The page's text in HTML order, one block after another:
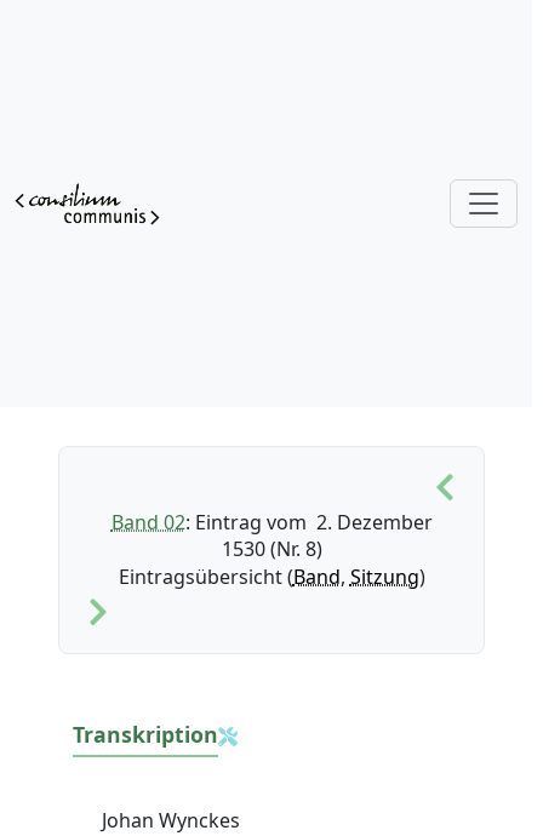
Band 02: Eintrag vom 2. Dezember
1530 (Nr. 8)
Eintragsübersicht (Band, Sitzung)
Transkription
Johan Wynckes